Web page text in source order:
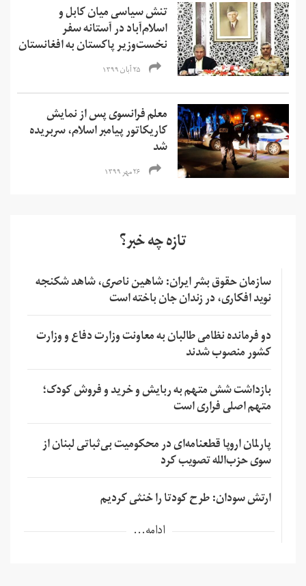
تنش سیاسی میان کابل و
اسلام‌آباد در آستانه سفر
نخست‌وزیر پاکستان به افغانستان
۲۵ آبان ۱۳۹۹
معلم فرانسوی پس از نمایش
کاریکاتور پیامبر اسلام، سربریده
شد
۲۶ مهر ۱۳۹۹
تازه چه خبر؟
سازمان حقوق بشر ایران: شاهین ناصری، شاهد شکنجه
نوید افکاری، در زندان جان باخته است
دو فرمانده نظامی طالبان به معاونت وزارت دفاع و وزارت
کشور منصوب شدند
بازداشت شش متهم به ربایش و خرید و فروش کودک؛
متهم اصلی فراری است
پارلمان اروپا قطعنامه‌ای در محکومیت بی‌ثباتی لبنان از
سوی حزب‌الله تصویب کرد
ارتش سودان: طرح کودتا را خنثی کردیم
ادامه...